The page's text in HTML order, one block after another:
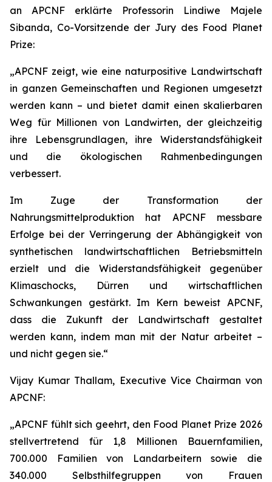
an APCNF erklärte Professorin Lindiwe Majele
Sibanda, Co-Vorsitzende der Jury des Food Planet
Prize:
„APCNF zeigt, wie eine naturpositive Landwirtschaft
in ganzen Gemeinschaften und Regionen umgesetzt
werden kann – und bietet damit einen skalierbaren
Weg für Millionen von Landwirten, der gleichzeitig
ihre Lebensgrundlagen, ihre Widerstandsfähigkeit
und die ökologischen Rahmenbedingungen
verbessert.
Im Zuge der Transformation der
Nahrungsmittelproduktion hat APCNF messbare
Erfolge bei der Verringerung der Abhängigkeit von
synthetischen landwirtschaftlichen Betriebsmitteln
erzielt und die Widerstandsfähigkeit gegenüber
Klimaschocks, Dürren und wirtschaftlichen
Schwankungen gestärkt. Im Kern beweist APCNF,
dass die Zukunft der Landwirtschaft gestaltet
werden kann, indem man mit der Natur arbeitet –
und nicht gegen sie.“
Vijay Kumar Thallam, Executive Vice Chairman von
APCNF:
„APCNF fühlt sich geehrt, den Food Planet Prize 2026
stellvertretend für 1,8 Millionen Bauernfamilien,
700.000 Familien von Landarbeitern sowie die
340.000 Selbsthilfegruppen von Frauen